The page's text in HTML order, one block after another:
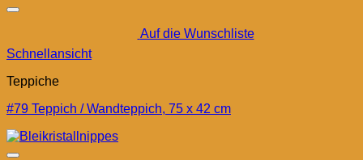
Auf die Wunschliste
Schnellansicht
Teppiche
#79 Teppich / Wandteppich, 75 x 42 cm